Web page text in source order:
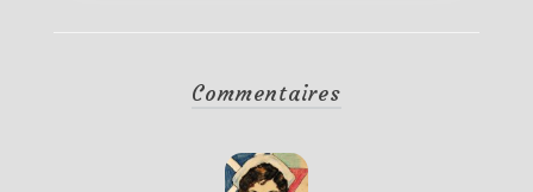
Commentaires